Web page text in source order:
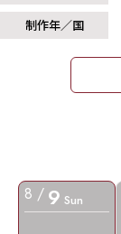
制作年／国
8 / 9 Sun